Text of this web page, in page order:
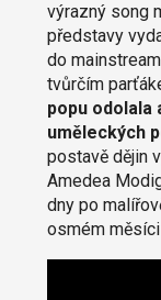
výrazný song
představy
do
tvůrčím
popu odolala
uměleckých
postavě dějin
Amedea
dny po
osmém